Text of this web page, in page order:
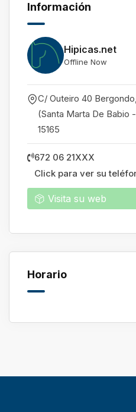
Información
Hipicas.net
Offline Now
C/ Outeiro 40
(Santa Marta De Babio
15165
672 06 21XXX
Click para ver su
Visita su web
Horario